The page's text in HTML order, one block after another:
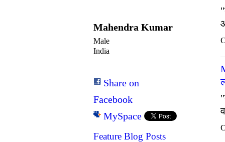
Mahendra Kumar
Male
India
Share on
Facebook
MySpace
Feature Blog Posts